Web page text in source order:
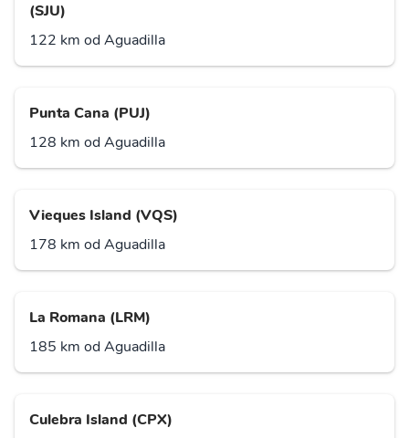
(SJU)
122 km od Aguadilla
Punta Cana (PUJ)
128 km od Aguadilla
Vieques Island (VQS)
178 km od Aguadilla
La Romana (LRM)
185 km od Aguadilla
Culebra Island (CPX)